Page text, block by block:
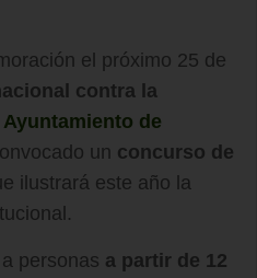
el próximo 25 de
contra la
Ayuntamiento de
un concurso de
ilustrará este año la
personas a partir de 12